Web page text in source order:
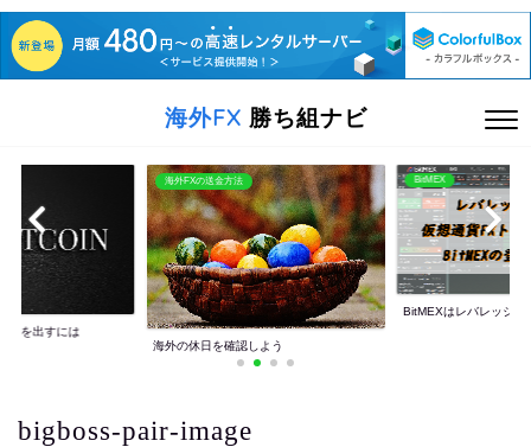
海外FX 勝ち組ナビ
益を出すには
海外FXの送金方法
海外の休日を確認しよう
BitMEX
BitMEXはレバレッジ
bigboss-pair-image